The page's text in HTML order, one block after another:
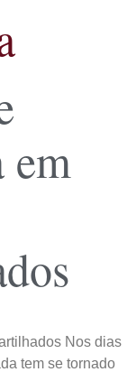
em
Nos dias
tem se tornado